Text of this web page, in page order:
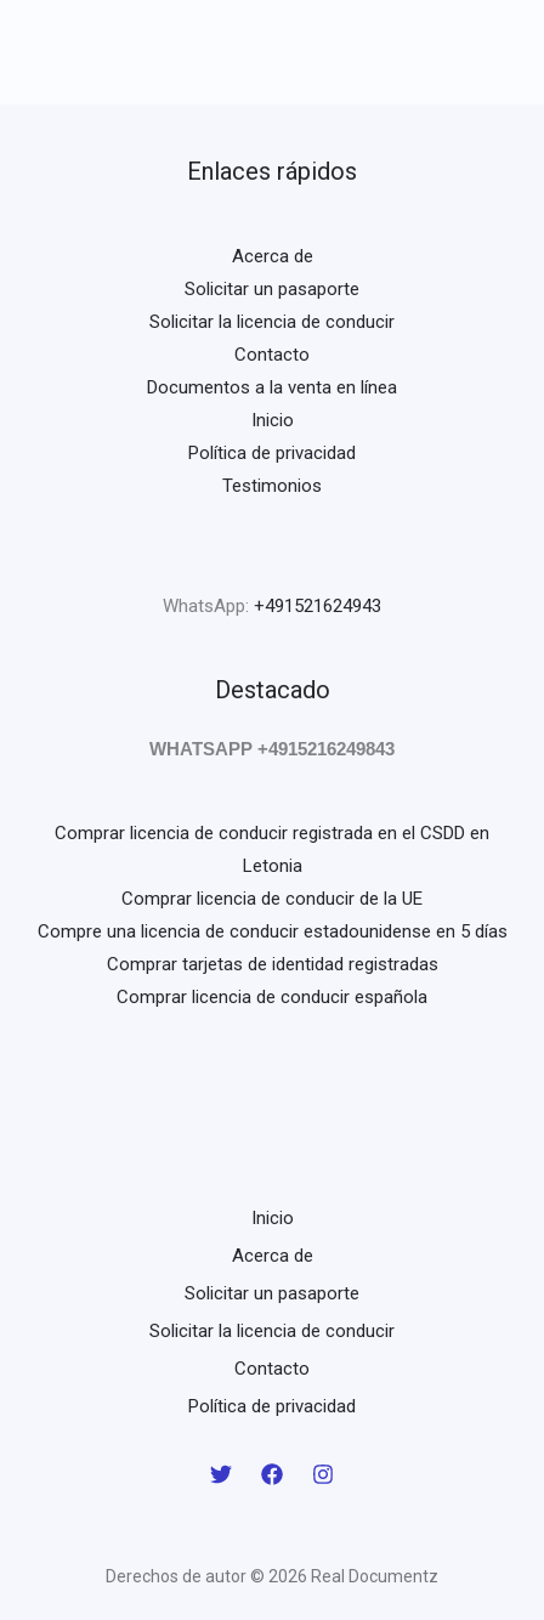
Enlaces rápidos
Acerca de
Solicitar un pasaporte
Solicitar la licencia de conducir
Contacto
Documentos a la venta en línea
Inicio
Política de privacidad
Testimonios
WhatsApp: +491521624943
Destacado
WHATSAPP +4915216249843
Comprar licencia de conducir registrada en el CSDD en
Letonia
Comprar licencia de conducir de la UE
Compre una licencia de conducir estadounidense en 5 días
Comprar tarjetas de identidad registradas
Comprar licencia de conducir española
Inicio
Acerca de
Solicitar un pasaporte
Solicitar la licencia de conducir
Contacto
Política de privacidad
Derechos de autor © 2026 Real Documentz